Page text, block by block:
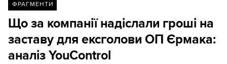
ФРАГМЕНТИ
Що за компанії надіслали гроші на
заставу для ексголови ОП Єрмака:
аналіз YouControl